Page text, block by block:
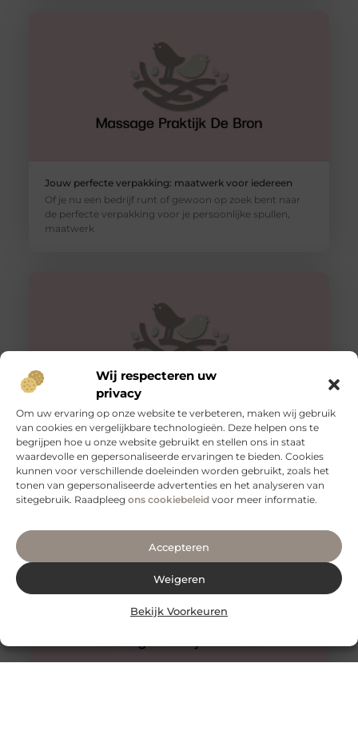
Wij respecteren uw
privacy
Om uw ervaring op onze website te verbeteren, maken wij gebruik
van cookies en vergelijkbare technologieën. Deze helpen ons te
begrijpen hoe u onze website gebruikt en stellen ons in staat
waardevolle en gepersonaliseerde ervaringen te bieden. Cookies
kunnen voor verschillende doeleinden worden gebruikt, zoals het
tonen van gepersonaliseerde advertenties en het analyseren van
sitegebruik. Raadpleeg ons cookiebeleid voor meer informatie.
Accepteren
Weigeren
Bekijk Voorkeuren
Jouw perfecte verpakking: maatwerk voor iedereen
Of je nu een bedrijf runt of gewoon op zoek bent naar
de perfecte verpakking voor je persoonlijke spullen,
maatwerk
Veilig vervoeren: waarom aanhangernetten onmisbaar
zijn
Als je regelmatig spullen vervoert met een aanhanger,
weet je hoe belangrijk het is om je lading veilig en stevig